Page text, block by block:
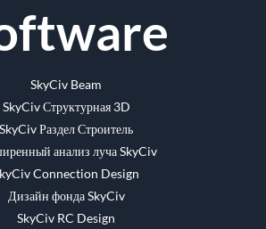
SkyCiv Beam
SkyCiv Структурная 3D
SkyCiv Раздел Строитель
анализ луча SkyCiv
Connection Design
Дизайн фонда SkyCiv
SkyCiv RC Design